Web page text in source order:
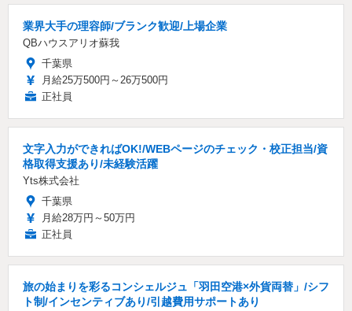
業界大手の理容師/ブランク歓迎/上場企業
QBハウスアリオ蘇我
千葉県
月給25万500円～26万500円
正社員
文字入力ができればOK!/WEBページのチェック・校正担当/資
格取得支援あり/未経験活躍
Yts株式会社
千葉県
月給28万円～50万円
正社員
旅の始まりを彩るコンシェルジュ「羽田空港×外貨両替」/シフ
ト制/インセンティブあり/引越費用サポートあり